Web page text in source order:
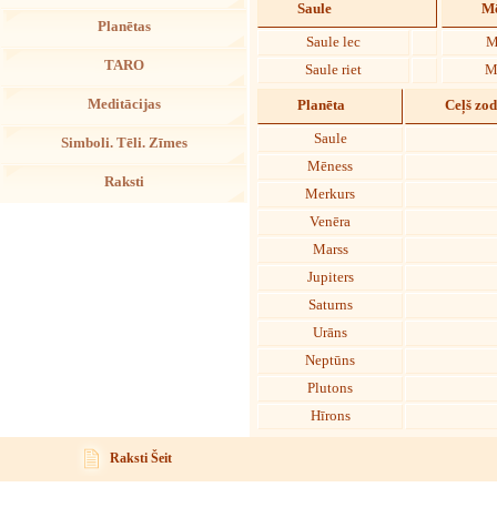
Planētas
TARO
Meditācijas
Simboli. Tēli. Zīmes
Raksti
Saule
Saule lec
Saule riet
Planēta Ceļš
Saule
Mēness
Merkurs
Venēra
Marss
Jupiters
Saturns
Urāns
Neptūns
Plutons
Hīrons
Raksti Šeit